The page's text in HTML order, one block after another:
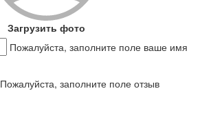
Загрузить фото
Пожалуйста, заполните поле ваше имя
Пожалуйста, заполните поле отзыв